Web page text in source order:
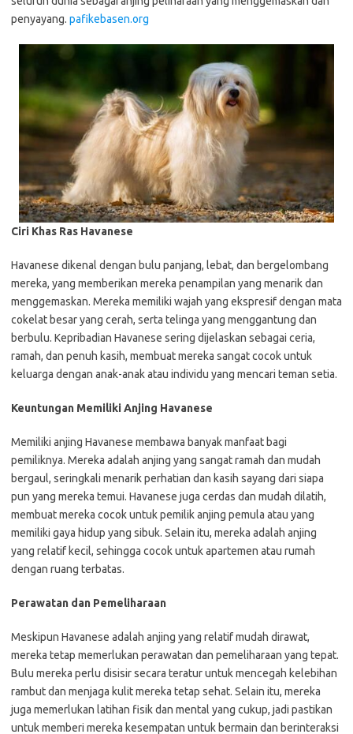
penyayang. pafikebasen.org
Ciri Khas Ras Havanese
Havanese dikenal dengan bulu panjang, lebat, dan bergelombang
mereka, yang memberikan mereka penampilan yang menarik dan
menggemaskan. Mereka memiliki wajah yang ekspresif dengan mata
cokelat besar yang cerah, serta telinga yang menggantung dan
berbulu. Kepribadian Havanese sering dijelaskan sebagai ceria,
ramah, dan penuh kasih, membuat mereka sangat cocok untuk
keluarga dengan anak-anak atau individu yang mencari teman setia.
Keuntungan Memiliki Anjing Havanese
Memiliki anjing Havanese membawa banyak manfaat bagi
pemiliknya. Mereka adalah anjing yang sangat ramah dan mudah
bergaul, seringkali menarik perhatian dan kasih sayang dari siapa
pun yang mereka temui. Havanese juga cerdas dan mudah dilatih,
membuat mereka cocok untuk pemilik anjing pemula atau yang
memiliki gaya hidup yang sibuk. Selain itu, mereka adalah anjing
yang relatif kecil, sehingga cocok untuk apartemen atau rumah
dengan ruang terbatas.
Perawatan dan Pemeliharaan
Meskipun Havanese adalah anjing yang relatif mudah dirawat,
mereka tetap memerlukan perawatan dan pemeliharaan yang tepat.
Bulu mereka perlu disisir secara teratur untuk mencegah kelebihan
rambut dan menjaga kulit mereka tetap sehat. Selain itu, mereka
juga memerlukan latihan fisik dan mental yang cukup, jadi pastikan
untuk memberi mereka kesempatan untuk bermain dan berinteraksi